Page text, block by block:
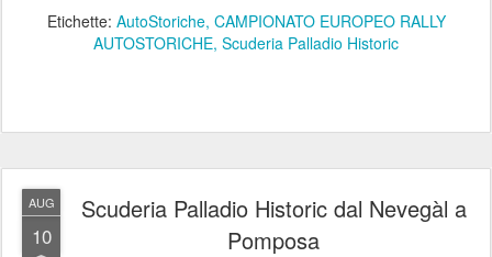
Etichette: AutoStoriche CAMPIONATO EUROPEO RALLY
AUTOSTORICHE Scuderia Palladio Historic
AUG
10
Scuderia Palladio Historic dal Nevegàl a
Pomposa